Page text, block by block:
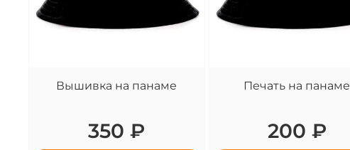
Вышивка на панаме
350 ₽
Печать на панаме
200 ₽